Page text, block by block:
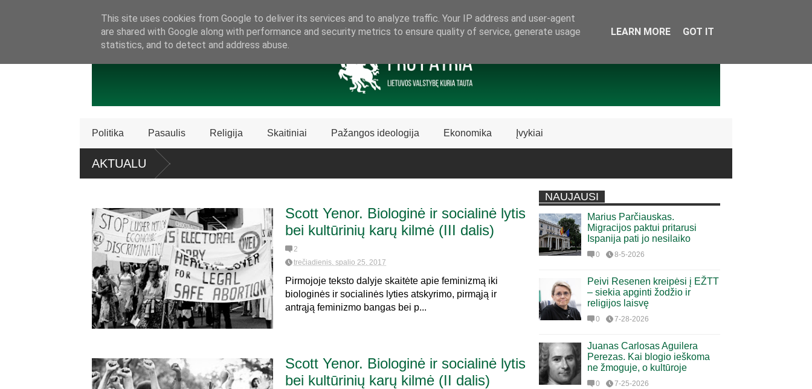
Politika Pasaulis Religija Skaitiniai Pažangos ideologija Ekonomika Įvykiai
AKTUALU
arba pagrobta daugiau kaip 5 000
Scott Yenor. Biologinė ir socialinė lytis
bei kultūrinių karų kilmė (III dalis)
2
trečiadienis, spalio 25, 2017
Pirmojoje teksto dalyje skaitėte apie feminizmą iki
biologinės ir socialinės lyties atskyrimo, pirmąją ir
antrąją feminizmo bangas bei p...
Scott Yenor. Biologinė ir socialinė lytis
bei kultūrinių karų kilmė (II dalis)
NAUJAUSI
Marius Parčiauskas.
Migracijos paktui pritarusi
Ispanija pati jo nesilaiko
0 8-5-2026
Peivi Resenen kreipėsi į EŽTT
– siekia apginti žodžio ir
religijos laisvę
0 7-28-2026
Juanas Carlosas Aguilera
Perezas. Kai blogio ieškoma
ne žmoguje, o kultūroje
0 7-25-2026
This site uses cookies from Google to deliver its services and to analyze traffic. Your IP address and user-agent
are shared with Google along with performance and security metrics to ensure quality of service, generate usage
statistics, and to detect and address abuse.
LEARN MORE GOT IT